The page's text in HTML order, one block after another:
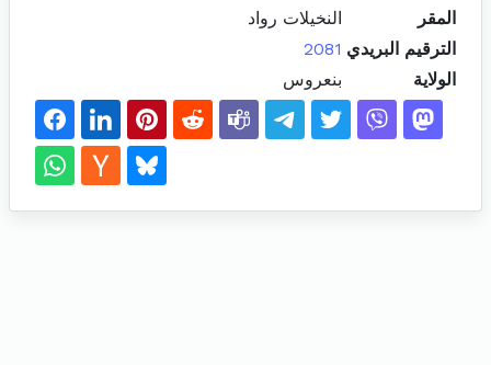
المقر
النخيلات رواد
الترقيم البريدي 2081
الولاية
بنعروس